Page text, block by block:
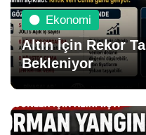
Ekonomi
Altın İçin Rekor
Bekleniyor